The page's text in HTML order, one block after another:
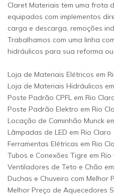
Claret Materiais tem uma frota
equipados com implementos
carga e descarga, remoções
Trabalhamos com uma linha
hidráulicos para sua reforma
Loja de Materiais Elétricos em
Loja de Materiais Hidráulicos
Poste Padrão CPFL em Rio
Poste Padrão Elektro em Rio
Locação de Caminhão Munck
Lâmpadas de LED em Rio Claro
Ferramentas Elétricas em Rio
Tubos e Conexões Tigre em Rio
Ventiladores de Teto e Chão
Duchas e Chuveiro com Melhor
Melhor Preço de Aquecedores